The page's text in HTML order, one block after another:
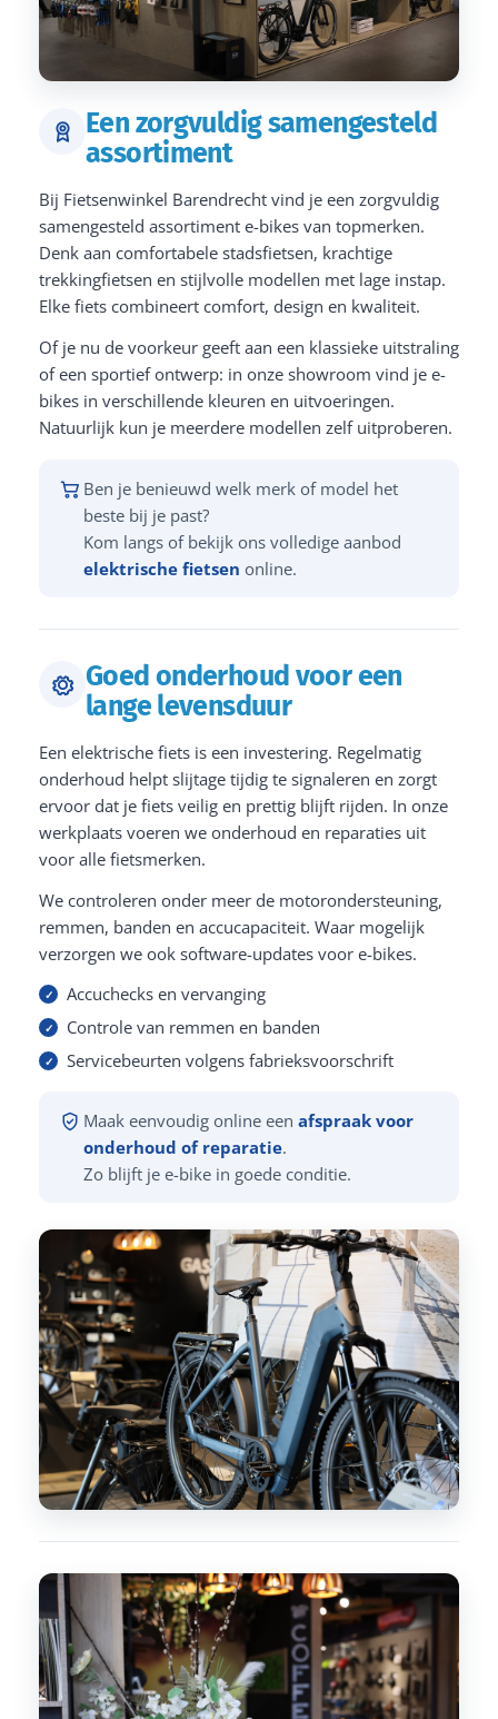
Een zorgvuldig samengesteld
assortiment
Bij Fietsenwinkel Barendrecht vind je een zorgvuldig
samengesteld assortiment e-bikes van topmerken.
Denk aan comfortabele stadsfietsen, krachtige
trekkingfietsen en stijlvolle modellen met lage instap.
Elke fiets combineert comfort, design en kwaliteit.
Of je nu de voorkeur geeft aan een klassieke uitstraling
of een sportief ontwerp: in onze showroom vind je e-
bikes in verschillende kleuren en uitvoeringen.
Natuurlijk kun je meerdere modellen zelf uitproberen.
Ben je benieuwd welk merk of model het
beste bij je past?
Kom langs of bekijk ons volledige aanbod
elektrische fietsen online.
Goed onderhoud voor een
lange levensduur
Een elektrische fiets is een investering. Regelmatig
onderhoud helpt slijtage tijdig te signaleren en zorgt
ervoor dat je fiets veilig en prettig blijft rijden. In onze
werkplaats voeren we onderhoud en reparaties uit
voor alle fietsmerken.
We controleren onder meer de motorondersteuning,
remmen, banden en accucapaciteit. Waar mogelijk
verzorgen we ook software-updates voor e-bikes.
Accuchecks en vervanging
Controle van remmen en banden
Servicebeurten volgens fabrieksvoorschrift
Maak eenvoudig online een afspraak voor
onderhoud of reparatie.
Zo blijft je e-bike in goede conditie.